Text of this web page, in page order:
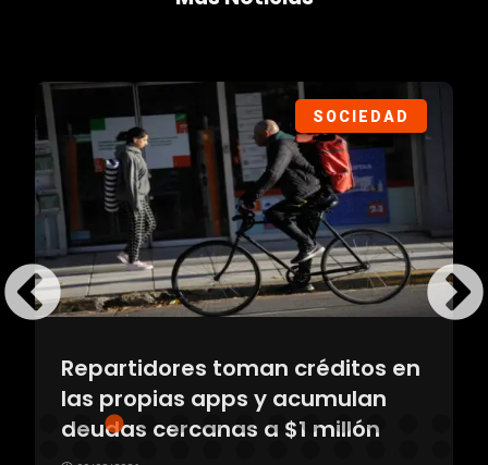
SOCIEDAD
Repartidores toman créditos en
las propias apps y acumulan
deudas cercanas a $1 millón